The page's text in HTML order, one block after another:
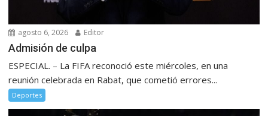
agosto 6, 2026 Editor
Admisión de culpa
ESPECIAL. – La FIFA reconoció este miércoles, en una
reunión celebrada en Rabat, que cometió errores...
Deportes